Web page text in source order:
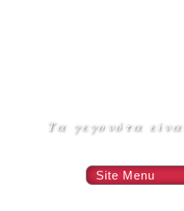
Τα γεγονότα